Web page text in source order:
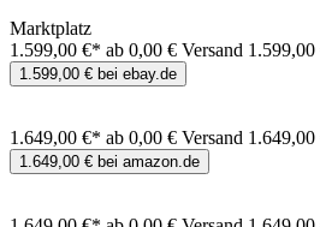
Marktplatz
1.599,00 €* ab 0,00 € Versand 1.599,00
1.599,00 € bei ebay.de
1.649,00 €* ab 0,00 € Versand 1.649,00
1.649,00 € bei amazon.de